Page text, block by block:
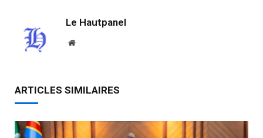
Le Hautpanel
Website
ARTICLES SIMILAIRES